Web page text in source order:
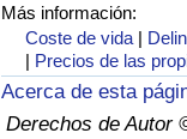
Más información:
Coste de vida |
| Precios de las
Acerca de esta
Derechos de Autor